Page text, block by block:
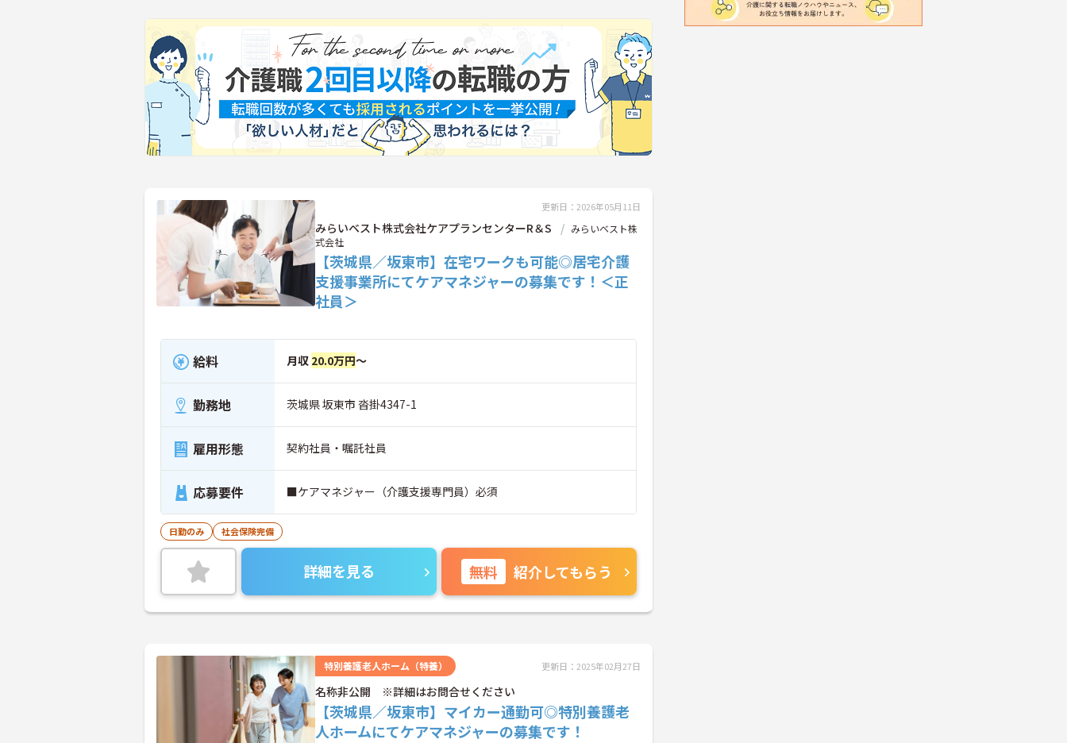
更新日：2026年05月11日
みらいベスト株式会社ケアプランセンターR＆S
みらいベスト株
式会社
【茨城県／坂東市】在宅ワークも可能◎居宅介護
支援事業所にてケアマネジャーの募集です！＜正
社員＞
給料 月収 20.0万円～
勤務地 茨城県 坂東市 沓掛4347-1
雇用形態 契約社員・嘱託社員
応募要件 ■ケアマネジャー（介護支援専門員）必須
日勤のみ 社会保険完備
詳細を見る 無料 紹介してもらう
特別養護老人ホーム（特養） 更新日：2025年02月27日
名称非公開 ※詳細はお問合せください
【茨城県／坂東市】マイカー通勤可◎特別養護老
人ホームにてケアマネジャーの募集です！